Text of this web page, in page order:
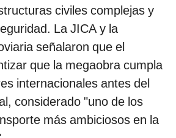
civiles complejas y
La JICA y la
señalaron que el
que la megaobra cumpla
internacionales antes del
considerado "uno de los
más ambiciosos en la